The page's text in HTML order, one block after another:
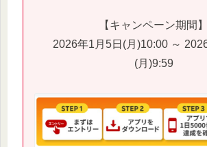
【キャンペーン期間】
2026年1月5日(月)10:00 ～
(月)9:59